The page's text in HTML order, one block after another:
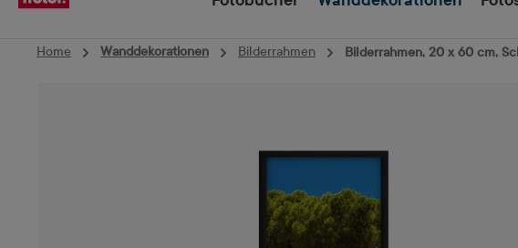
Home Wanddekorationen Bilderrahmen Bilderrahmen, 20 x 60 cm,